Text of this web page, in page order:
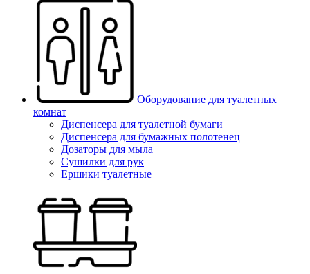
Оборудование для туалетных
комнат
Диспенсера для туалетной бумаги
Диспенсера для бумажных полотенец
Дозаторы для мыла
Сушилки для рук
Ершики туалетные